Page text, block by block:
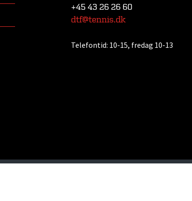
+45 43 26 26 60
dtf@tennis.dk
Telefontid: 10-15, fredag 10-13